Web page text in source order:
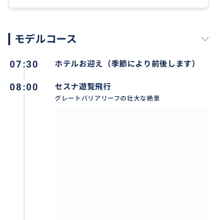
モデルコース
07:30 ホテルお迎え（季節により前後します）
08:00 セスナ遊覧飛行
グレートバリアリーフの壮大な絶景